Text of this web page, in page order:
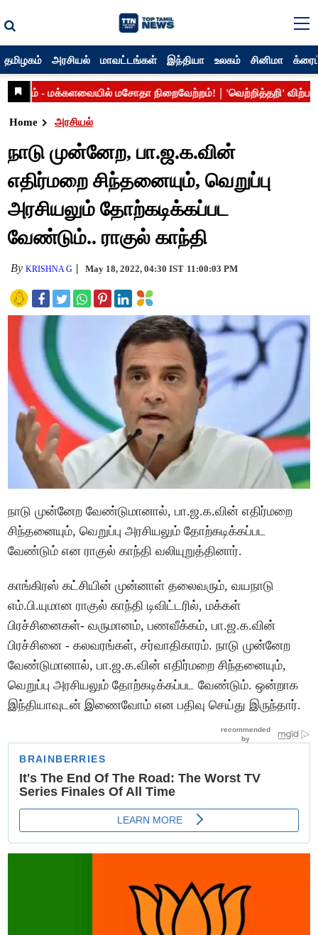
தமிழகம் அரசியல் மாவட்டங்கள் இந்தியா உலகம் சினிமா
Home அரசியல்
நாடு முன்னேற, பா.ஜ.க.வின்
எதிர்மறை சிந்தனையும், வெறுப்பு
அரசியலும் தோற்கடிக்கப்பட
வேண்டும்.. ராகுல் காந்தி
ByKRISHNA G May 18, 2022, 04:30 IST 11:00:03 PM
நாடு முன்னேற வேண்டுமானால், பா.ஜ.க.வின் எதிர்மறை
சிந்தனையும், வெறுப்பு அரசியலும் தோற்கடிக்கப்பட
வேண்டும் என ராகுல் காந்தி வலியுறுத்தினார்.
காங்கிரஸ் கட்சியின் முன்னாள் தலைவரும், வயநாடு
எம்.பி.யுமான ராகுல் காந்தி டிவிட்டரில், மக்கள்
பிரச்சினைகள்- வருமானம், பணவீக்கம், பா.ஜ.க.வின்
பிரச்சினை - கலவரங்கள், சர்வாதிகாரம். நாடு முன்னேற
வேண்டுமானால், பா.ஜ.க.வின் எதிர்மறை சிந்தனையும்,
வெறுப்பு அரசியலும் தோற்கடிக்கப்பட வேண்டும். ஒன்றாக
இந்தியாவுடன் இணைவோம் என பதிவு செய்து இருந்தார்.